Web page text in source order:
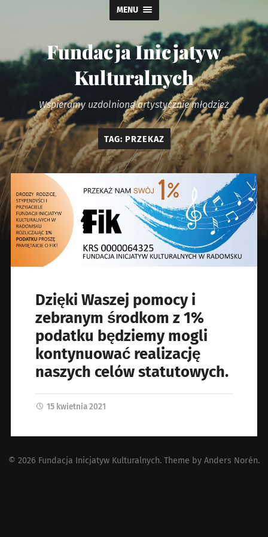
MENU
Fundacja Inicjatyw
Kulturalnych
Wspieramy uzdolnioną artystycznie młodzież
TAG: PRZEKAZ
Dzięki Waszej pomocy i
zebranym środkom z 1%
podatku będziemy mogli
kontynuować realizację
naszych celów statutowych.
15 kwietnia 2021
© 2026 Fundacja Inicjatyw Kulturalnych. Theme by Anders Norén.